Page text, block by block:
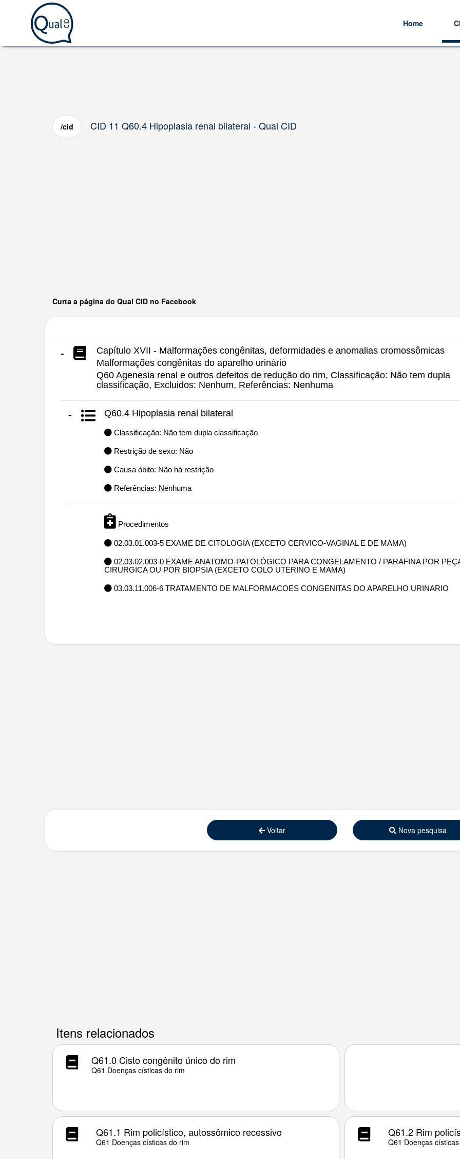
Home
/cid CID 11 Q60.4 Hipoplasia renal bilateral - Qual CID
Curta a página do Qual CID no Facebook
-
Capítulo XVII - Malformações congênitas, deformidades e anomalias cromossômicas
Malformações congênitas do aparelho urinário
Q60 Agenesia renal e outros defeitos de redução do rim, Classificação: Não tem dupla
classificação, Excluidos: Nenhum, Referências: Nenhuma
- Q60.4 Hipoplasia renal bilateral
Classificação: Não tem dupla classificação
Restrição de sexo: Não
Causa óbito: Não há restrição
Referências: Nenhuma
Procedimentos
02.03.01.003-5 EXAME DE CITOLOGIA (EXCETO CERVICO-VAGINAL E DE MAMA)
02.03.02.003-0 EXAME ANATOMO-PATOLÓGICO PARA CONGELAMENTO / PARAFINA POR
CIRURGICA OU POR BIOPSIA (EXCETO COLO UTERINO E MAMA)
03.03.11.006-6 TRATAMENTO DE MALFORMACOES CONGENITAS DO APARELHO URINARIO
Voltar Nova pesquisa
Itens relacionados
Q61.0 Cisto congênito único do rim
Q61 Doenças císticas do rim
Q61.1 Rim policístico, autossômico recessivo
Q61 Doenças císticas do rim
Q61.2 Rim
Q61 Doenças